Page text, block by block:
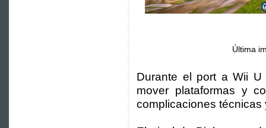
Última
Durante el port a Wii
mover plataformas y
complicaciones técnicas